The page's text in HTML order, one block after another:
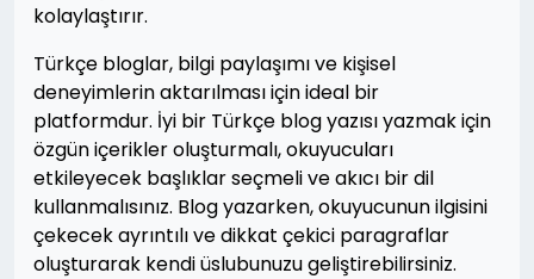
kolaylaştırır.
Türkçe bloglar, bilgi paylaşımı ve kişisel
deneyimlerin aktarılması için ideal bir
platformdur. İyi bir Türkçe blog yazısı yazmak için
özgün içerikler oluşturmalı, okuyucuları
etkileyecek başlıklar seçmeli ve akıcı bir dil
kullanmalısınız. Blog yazarken, okuyucunun ilgisini
çekecek ayrıntılı ve dikkat çekici paragraflar
oluşturarak kendi üslubunuzu geliştirebilirsiniz.